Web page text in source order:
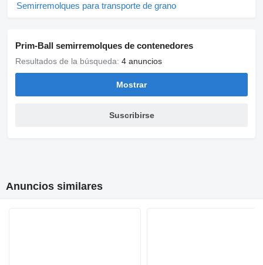
Semirremolques para transporte de grano
Prim-Ball semirremolques de contenedores
Resultados de la búsqueda: 4 anuncios
Mostrar
Suscribirse
Anuncios similares